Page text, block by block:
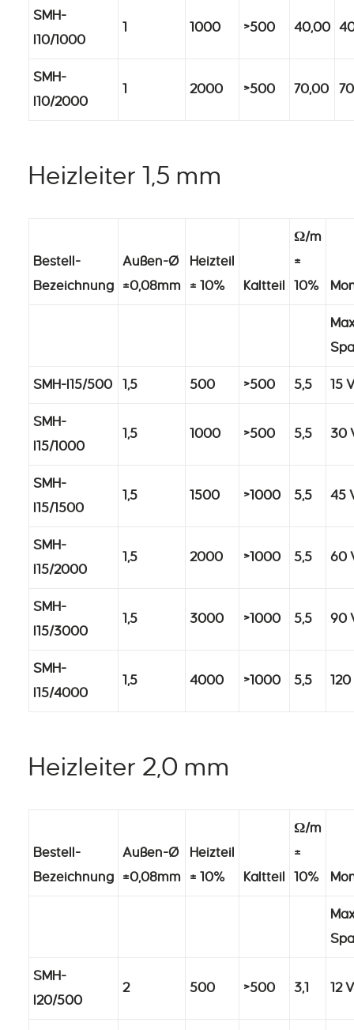
SMH-
I10/1000
1 1000 >500 40,00
SMH-
I10/2000
1 2000 >500 70,00
Heizleiter 1,5 mm
Bestell-
Bezeichnung
Außen-Ø
±0,08mm
Heizteil
± 10%
Kaltteil
Ω/m
±
10%
SMH-I15/500 1,5 500 >500 5,5 15
SMH-
I15/1000
1,5 1000 >500 5,5 30
SMH-
I15/1500
1,5 1500 >1000 5,5 45
SMH-
I15/2000
1,5 2000 >1000 5,5 60
SMH-
I15/3000
1,5 3000 >1000 5,5 90
SMH-
I15/4000
1,5 4000 >1000 5,5 120
Heizleiter 2,0 mm
Bestell-
Bezeichnung
Außen-Ø
±0,08mm
Heizteil
± 10%
Kaltteil
Ω/m
±
10%
SMH-
I20/500
2 500 >500 3,1 12 V